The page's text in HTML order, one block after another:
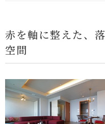
赤を軸に整えた、
空間